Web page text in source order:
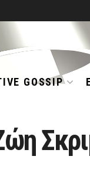
GOSSIP